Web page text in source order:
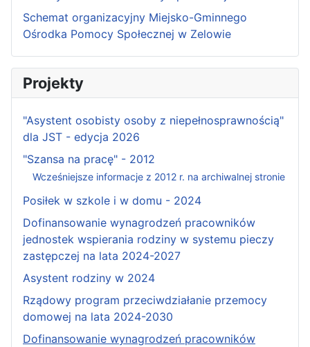
Schemat organizacyjny Miejsko-Gminnego
Ośrodka Pomocy Społecznej w Zelowie
Projekty
"Asystent osobisty osoby z niepełnosprawnością"
dla JST - edycja 2026
"Szansa na pracę" - 2012
Wcześniejsze informacje z 2012 r. na archiwalnej stronie
Posiłek w szkole i w domu - 2024
Dofinansowanie wynagrodzeń pracowników
jednostek wspierania rodziny w systemu pieczy
zastępczej na lata 2024-2027
Asystent rodziny w 2024
Rządowy program przeciwdziałanie przemocy
domowej na lata 2024-2030
Dofinansowanie wynagrodzeń pracowników